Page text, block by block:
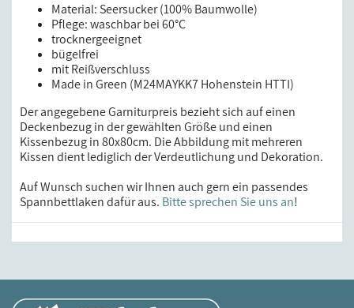
Material: Seersucker (100% Baumwolle)
Pflege: waschbar bei 60°C
trocknergeeignet
bügelfrei
mit Reißverschluss
Made in Green (M24MAYKK7 Hohenstein HTTI)
Der angegebene Garniturpreis bezieht sich auf einen
Deckenbezug in der gewählten Größe und einen
Kissenbezug in 80x80cm. Die Abbildung mit mehreren
Kissen dient lediglich der Verdeutlichung und Dekoration.
Auf Wunsch suchen wir Ihnen auch gern ein passendes
Spannbettlaken dafür aus. Bitte sprechen Sie uns an!